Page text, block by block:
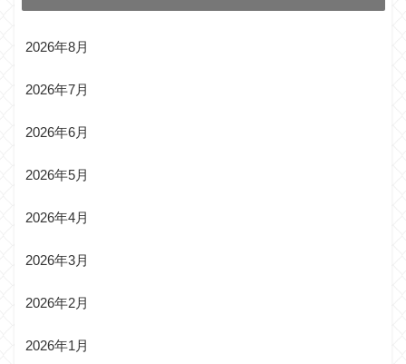
2026年8月
2026年7月
2026年6月
2026年5月
2026年4月
2026年3月
2026年2月
2026年1月